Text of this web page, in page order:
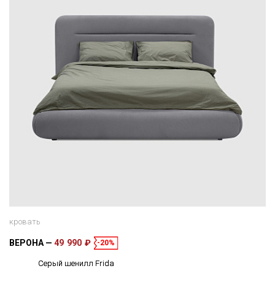
кровать
ВЕРОНА 49 990 ₽ -20%
Серый шенилл Frida